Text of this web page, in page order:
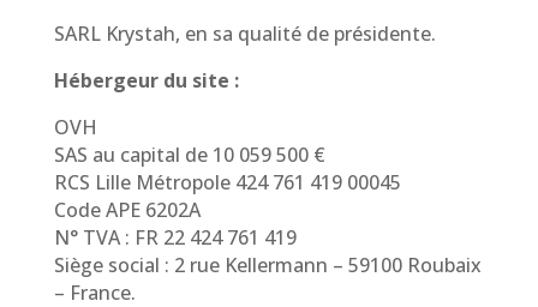
SARL Krystah, en sa qualité de présidente.
Hébergeur du site :
OVH
SAS au capital de 10 059 500 €
RCS Lille Métropole 424 761 419 00045
Code APE 6202A
N° TVA : FR 22 424 761 419
Siège social : 2 rue Kellermann – 59100 Roubaix
– France.